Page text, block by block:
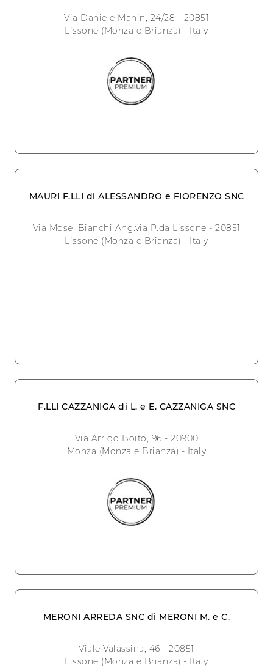
Via Daniele Manin, 24/28 - 20851
Lissone (Monza e Brianza) - Italy
MAURI F.LLI di ALESSANDRO e FIORENZO SNC
Via Mose' Bianchi Ang.via P.da Lissone - 20851
Lissone (Monza e Brianza) - Italy
F.LLI CAZZANIGA di L. e E. CAZZANIGA SNC
Via Arrigo Boito, 96 - 20900
Monza (Monza e Brianza) - Italy
MERONI ARREDA SNC di MERONI M. e C.
Viale Valassina, 46 - 20851
Lissone (Monza e Brianza) - Italy